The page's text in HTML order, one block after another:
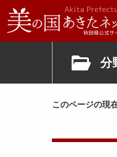
分
このページの現